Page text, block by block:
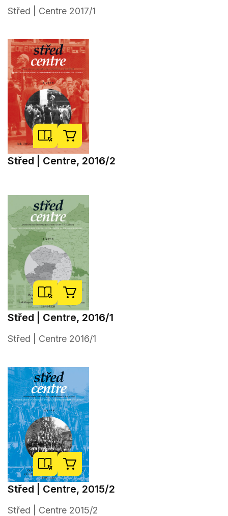
Střed | Centre 2017/1
Střed | Centre, 2016/2
Střed | Centre, 2016/1
Střed | Centre 2016/1
Střed | Centre, 2015/2
Střed | Centre 2015/2